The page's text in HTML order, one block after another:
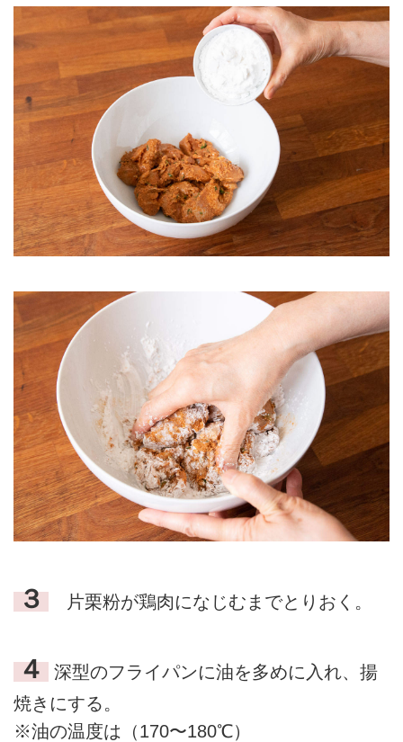
３ 片栗粉が鶏肉になじむまでとりおく。
４ 深型のフライパンに油を多めに入れ、揚
焼きにする。
※油の温度は（170〜180℃）